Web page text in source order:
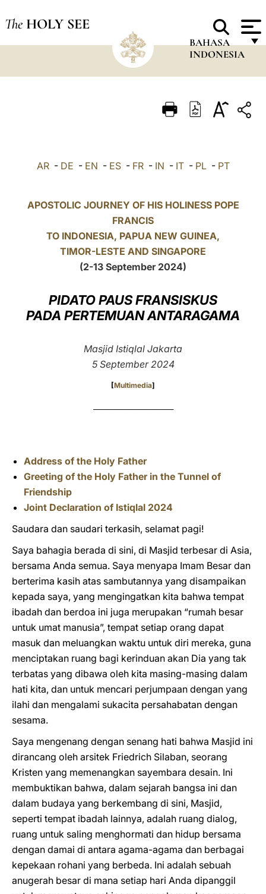
The HOLY SEE
BAHASA
INDONESIA
FRANÇAIS
ENGLISH
ESPAÑOL
العربيّة
AR- DE - EN - ES- FR- IN - IT- PL- PT
APOSTOLIC JOURNEY OF HIS HOLINESS POPE
FRANCIS
TO INDONESIA, PAPUA NEW GUINEA,
TIMOR-LESTE AND SINGAPORE
(2-13 September 2024)
PIDATO PAUS FRANSISKUS
PADA PERTEMUAN ANTARAGAMA
Masjid Istiqlal Jakarta
5 September 2024
[Multimedia]
Address of the Holy Father
Greeting of the Holy Father in the Tunnel of
Friendship
Joint Declaration of Istiqlal 2024
Saudara dan saudari terkasih, selamat pagi!
Saya bahagia berada di sini, di Masjid terbesar di Asia,
bersama Anda semua. Saya menyapa Imam Besar dan
berterima kasih atas sambutannya yang disampaikan
kepada saya, yang mengingatkan kita bahwa tempat
ibadah dan berdoa ini juga merupakan “rumah besar
untuk umat manusia”, tempat setiap orang dapat
masuk dan meluangkan waktu untuk diri mereka, guna
menciptakan ruang bagi kerinduan akan Dia yang tak
terbatas yang dibawa oleh kita masing-masing dalam
hati kita, dan untuk mencari perjumpaan dengan yang
ilahi dan mengalami sukacita persahabatan dengan
sesama.
Saya mengenang dengan senang hati bahwa Masjid ini
dirancang oleh arsitek Friedrich Silaban, seorang
Kristen yang memenangkan sayembara desain. Ini
membuktikan bahwa, dalam sejarah bangsa ini dan
dalam budaya yang berkembang di sini, Masjid,
seperti tempat ibadah lainnya, adalah ruang dialog,
ruang untuk saling menghormati dan hidup bersama
dengan damai di antara agama-agama dan berbagai
kepekaan rohani yang berbeda. Ini adalah sebuah
anugerah besar di mana setiap hari Anda dipanggil